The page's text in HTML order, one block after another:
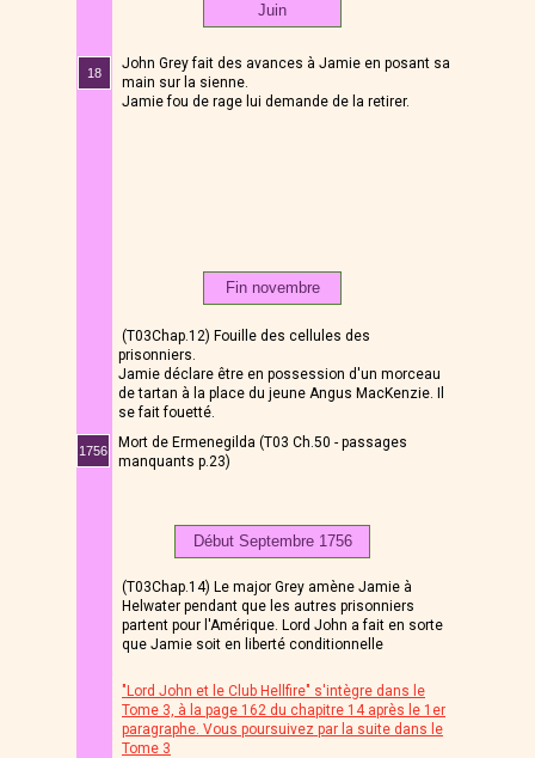
Juin
John Grey fait des avances à Jamie en posant sa
main sur la sienne.
Jamie fou de rage lui demande de la retirer.
18
Fin novembre
(T03Chap.12) Fouille des cellules des
prisonniers.
Jamie déclare être en possession d'un morceau
de tartan à la place du jeune Angus MacKenzie. Il
se fait fouetté.
1756
Mort de Ermenegilda (T03 Ch.50 - passages
manquants p.23)
Début Septembre 1756
(T03Chap.14) Le major Grey amène Jamie à
Helwater pendant que les autres prisonniers
partent pour l'Amérique. Lord John a fait en sorte
que Jamie soit en liberté conditionnelle
"Lord John et le Club Hellfire" s'intègre dans le
Tome 3, à la page 162 du chapitre 14 après le 1er
paragraphe. Vous poursuivez par la suite dans le
Tome 3